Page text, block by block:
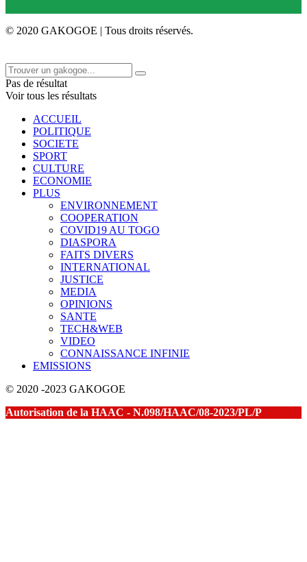
© 2020 GAKOGOE | Tous droits réservés.
Pas de résultat
Voir tous les résultats
ACCUEIL
POLITIQUE
SOCIETE
SPORT
CULTURE
ECONOMIE
PLUS
ENVIRONNEMENT
COOPERATION
COVID19 AU TOGO
DIASPORA
FAITS DIVERS
INTERNATIONAL
JUSTICE
MEDIA
OPINIONS
SANTE
TECH&WEB
VIDEO
CONNAISSANCE INFINIE
EMISSIONS
© 2020 -2023 GAKOGOE
Autorisation de la HAAC - N.098/HAAC/08-2023/PL/P